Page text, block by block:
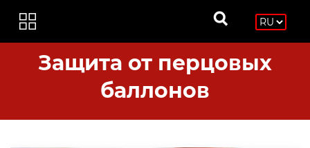
Защита от перцовых
баллонов